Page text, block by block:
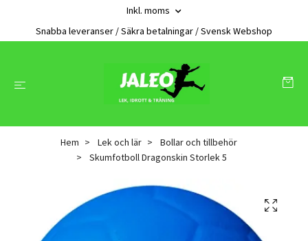
Inkl. moms
Snabba leveranser / Säkra betalningar / Svensk Webshop
Hem Lek och lär
Bollar och tillbehör
Skumfotboll Dragonskin Storlek 5